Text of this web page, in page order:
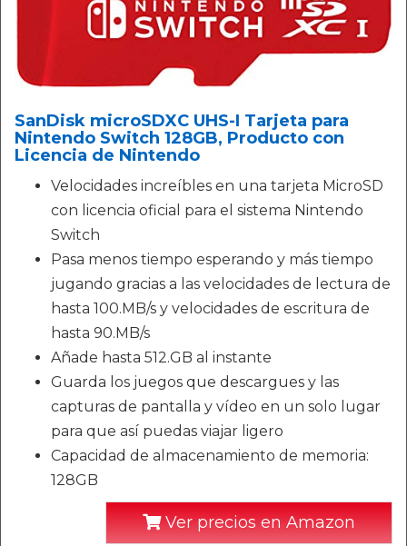
SanDisk microSDXC UHS-I Tarjeta para
Nintendo Switch 128GB, Producto con
Licencia de Nintendo
Velocidades increíbles en una tarjeta MicroSD
con licencia oficial para el sistema Nintendo
Switch
Pasa menos tiempo esperando y más tiempo
jugando gracias a las velocidades de lectura de
hasta 100.MB/s y velocidades de escritura de
hasta 90.MB/s
Añade hasta 512.GB al instante
Guarda los juegos que descargues y las
capturas de pantalla y vídeo en un solo lugar
para que así puedas viajar ligero
Capacidad de almacenamiento de memoria:
128GB
Ver precios en Amazon